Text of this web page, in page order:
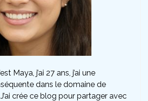
Maya, j’ai 27 ans, j’ai une
dans le domaine de
crée ce blog pour partager avec